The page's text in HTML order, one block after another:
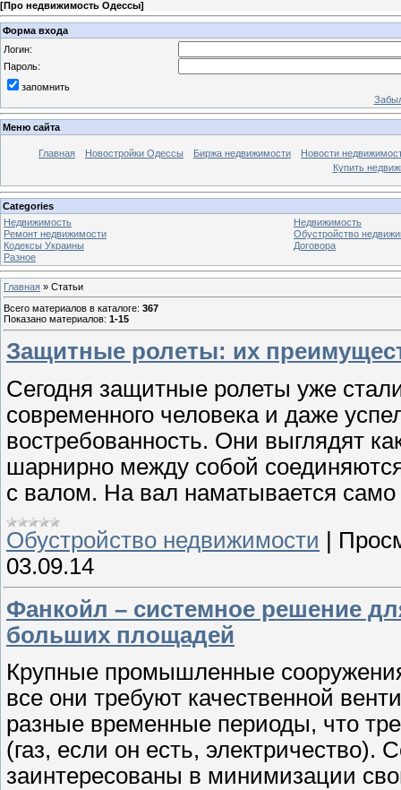
[Про недвижимость Одессы]
Форма входа
Логин:
Пароль:
запомнить
Меню сайта
Главная Новостройки Одессы Биржа недвижимости
Новости
Купить
Categories
Недвижимость
Недвижимость
Ремонт недвижимости
Обустройство
Кодексы Украины
Договора
Разное
Главная » Статьи
Всего материалов в каталоге: 367
Показано материалов: 1-15
Защитные ролеты: их
Сегодня защитные ролеты уже
современного человека и даже
востребованность. Они выглядят
шарнирно между собой
с валом. На вал наматывается
Обустройство недвижимости
03.09.14
Фанкойл – системное решение
больших площадей
Крупные промышленные
все они требуют качественной
разные временные периоды, что
(газ, если он есть, электричество).
заинтересованы в минимизации